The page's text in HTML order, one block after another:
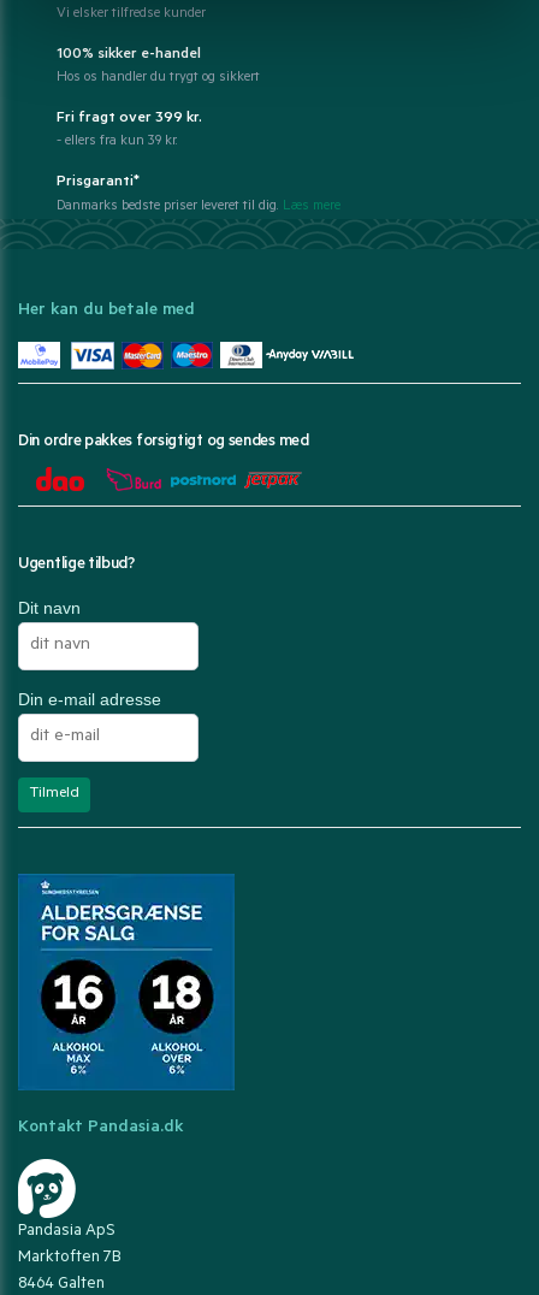
Vi elsker tilfredse kunder
100% sikker e-handel
Hos os handler du trygt og sikkert
Fri fragt over 399 kr.
- ellers fra kun 39 kr.
Prisgaranti*
Danmarks bedste priser leveret til dig. Læs mere
Her kan du betale med
Din ordre pakkes forsigtigt og sendes med
Ugentlige tilbud?
Dit navn
Din e-mail adresse
Kontakt Pandasia.dk
Pandasia ApS
Marktoften 7B
8464 Galten